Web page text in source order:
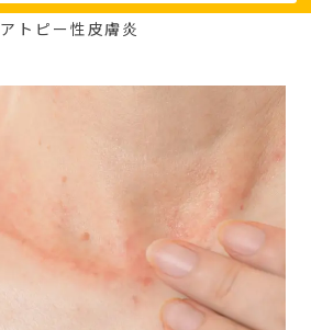
アトピー性皮膚炎